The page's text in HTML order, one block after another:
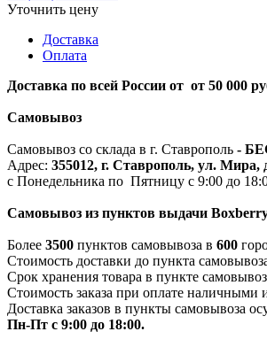
Уточнить цену
Доставка
Оплата
Доставка по всей России от от 50
Самовывоз
Самовывоз со склада в г. Ставрополь -
Адрес: 355012, г. Ставрополь, ул. Мира,
с Понедельника по Пятницу с 9:00 до
Самовывоз из пунктов выдачи
Более 3500 пунктов самовывоза в 600
Стоимость доставки до пункта
Срок хранения товара в пункте
Стоимость заказа при оплате наличными
Доставка заказов в пункты самовывоза
Пн-Пт с 9:00 до 18:00.